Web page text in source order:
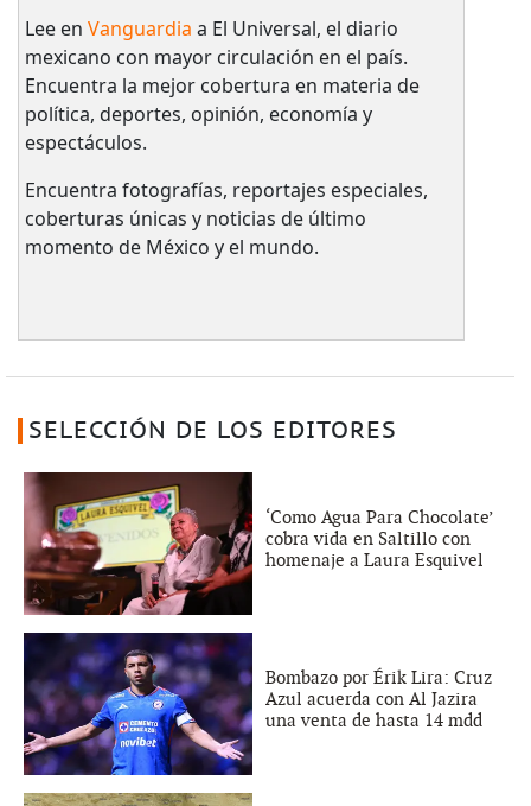
Lee en Vanguardia a El Universal, el diario
mexicano con mayor circulación en el país.​
Encuentra la mejor cobertura en materia de
política, deportes, opinión, economía y
espectáculos.
Encuentra fotografías, reportajes especiales,
coberturas únicas y noticias de último
momento de México y el mundo.
SELECCIÓN DE LOS EDITORES
‘Como Agua Para Chocolate’
cobra vida en Saltillo con
homenaje a Laura Esquivel
Bombazo por Érik Lira: Cruz
Azul acuerda con Al Jazira
una venta de hasta 14 mdd